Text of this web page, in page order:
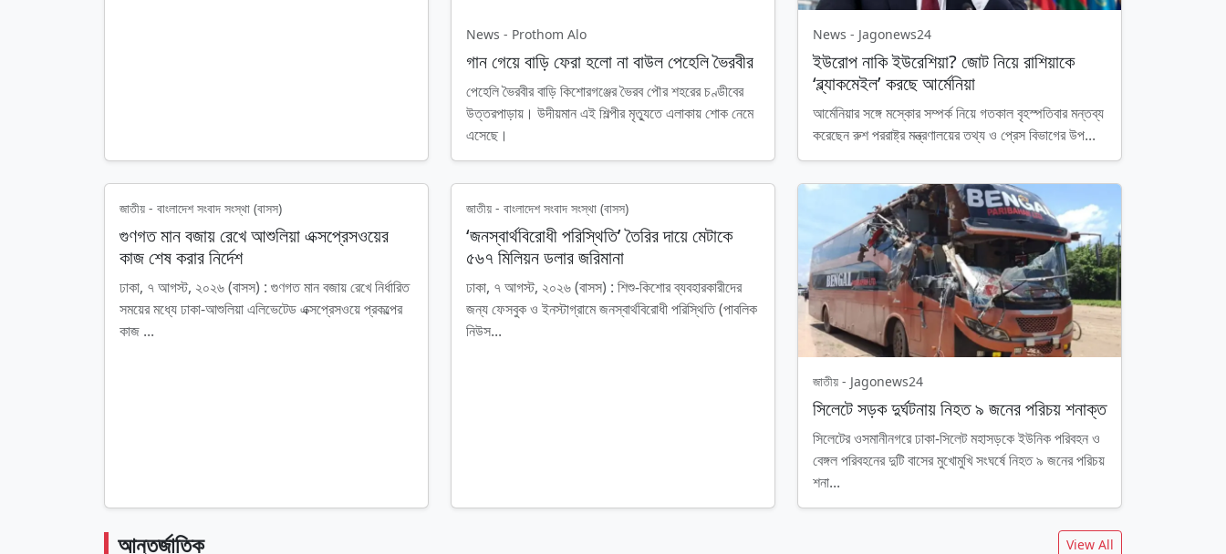
News - Prothom Alo
গান গেয়ে বাড়ি ফেরা হলো না বাউল পেহেলি ভৈরবীর
পেহেলি ভৈরবীর বাড়ি কিশোরগঞ্জের ভৈরব পৌর শহরের চণ্ডীবের
উত্তরপাড়ায়। উদীয়মান এই শিল্পীর মৃত্যুতে এলাকায় শোক নেমে
এসেছে।
News - Jagonews24
ইউরোপ নাকি ইউরেশিয়া? জোট নিয়ে রাশিয়াকে
‘ব্ল্যাকমেইল’ করছে আর্মেনিয়া
আর্মেনিয়ার সঙ্গে মস্কোর সম্পর্ক নিয়ে গতকাল বৃহস্পতিবার মন্তব্য
করেছেন রুশ পররাষ্ট্র মন্ত্রণালয়ের তথ্য ও প্রেস বিভাগের উপ...
জাতীয় - বাংলাদেশ সংবাদ সংস্থা (বাসস)
গুণগত মান বজায় রেখে আশুলিয়া এক্সপ্রেসওয়ের
কাজ শেষ করার নির্দেশ
ঢাকা, ৭ আগস্ট, ২০২৬ (বাসস) : গুণগত মান বজায় রেখে নির্ধারিত
সময়ের মধ্যে ঢাকা-আশুলিয়া এলিভেটেড এক্সপ্রেসওয়ে প্রকল্পের
কাজ ...
জাতীয় - বাংলাদেশ সংবাদ সংস্থা (বাসস)
‘জনস্বার্থবিরোধী পরিস্থিতি’ তৈরির দায়ে মেটাকে
৫৬৭ মিলিয়ন ডলার জরিমানা
ঢাকা, ৭ আগস্ট, ২০২৬ (বাসস) : শিশু-কিশোর ব্যবহারকারীদের
জন্য ফেসবুক ও ইনস্টাগ্রামে জনস্বার্থবিরোধী পরিস্থিতি (পাবলিক
নিউস...
জাতীয় - Jagonews24
সিলেটে সড়ক দুর্ঘটনায় নিহত ৯ জনের পরিচয় শনাক্ত
সিলেটের ওসমানীনগরে ঢাকা-সিলেট মহাসড়কে ইউনিক পরিবহন ও
বেঙ্গল পরিবহনের দুটি বাসের মুখোমুখি সংঘর্ষে নিহত ৯ জনের পরিচয়
শনা...
আন্তর্জাতিক View All